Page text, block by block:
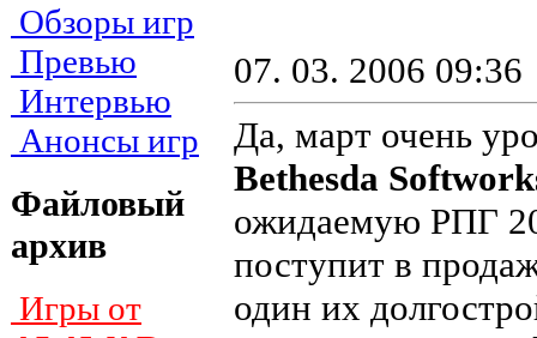
Обзоры игр
Превью
Интервью
Анонсы игр
Файловый
архив
Игры от
07. 03. 2006 09:36
Да, март очень
Bethesda
ожидаемую РПГ
поступит в
один их